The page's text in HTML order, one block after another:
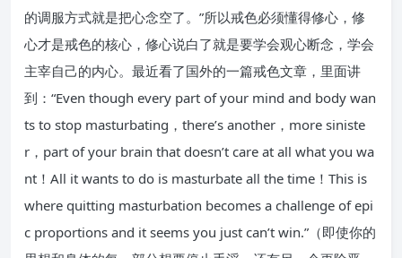
的调服方式就是把心念空了。”所以戒色必须懂得修心，修
心才是戒色的核心，修心说白了就是要学会观心断念，学会
主宰自己的内心。最近看了国外的一篇戒色文章，里面讲
到：“Even though every part of your mind and body wan
ts to stop masturbating，there’s another，more siniste
r，part of your brain that doesn’t care at all what you wa
nt！All it wants to do is masturbate all the time！This is
where quitting masturbation becomes a challenge of epi
c proportions and it seems you just can’t win.”（即使你的